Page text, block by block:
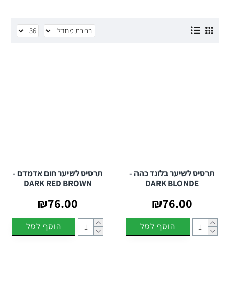
: תרסיס כיסוי שורשים מספק פתרון מיידי להסוואת
שורשים אפורים בתוך שניות, מושלם לשימוש בבית או בדרכים.
למי מתאים התרסיס?
אפורים, לתיקון קו שיער דליל או להסתרת קרחות וצלקות בין הביקורים
במספרה.
למה לבחור בתרסיס לכיסוי שורשי שיער לבן?
תרסיס לשיער בלונד כהה -
DARK BLONDE
₪76.00
הוסף לסל
תרסיס לשיער חום אדמדם -
DARK RED BROWN
₪76.00
הוסף לסל